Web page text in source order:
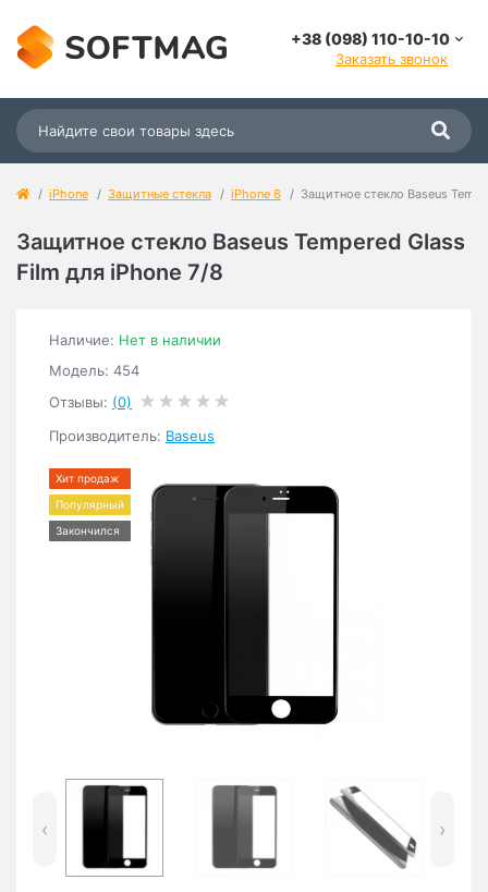
+38 (098) 110-10-10
Заказать звонок
iPhone Защитные стекла iPhone 8 Защитное стекло Baseus
Защитное стекло Baseus Tempered Glass
Film для iPhone 7/8
Наличие: Нет в наличии
Модель: 454
Отзывы: (0)
Производитель: Baseus
Хит продаж
Популярный
Закончился
‹ ›